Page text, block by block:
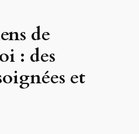
de
: des
et